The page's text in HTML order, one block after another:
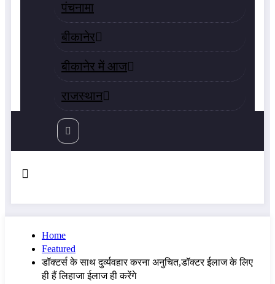
पंचनामा
बीकानेर
बीकानेर में आज
राजस्‍थान
Home
Featured
डॉक्टर्स के साथ दुर्व्यवहार करना अनुचित,डॉक्टर ईलाज के लिए
ही हैं लिहाजा ईलाज ही करेंगे